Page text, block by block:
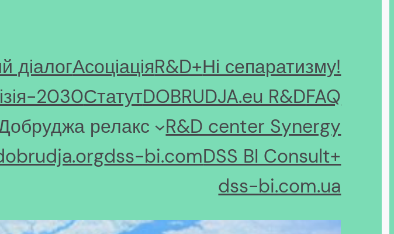
діалогАсоціаціяR&D+Ні сепаратизму!
2030СтатутDOBRUDJA.eu R&DFAQ
релакс
R&D center Synergy
dss-bi.comDSS BI Consult+
dss-bi.com.ua